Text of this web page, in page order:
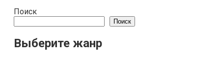
Поиск
Поиск
Выберите жанр